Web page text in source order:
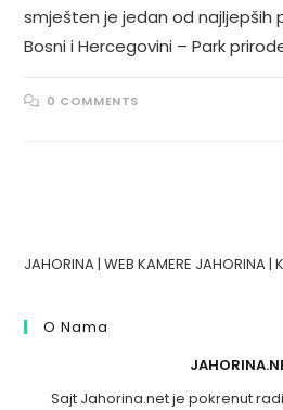
smješten je jedan od najljepših
Bosni i Hercegovini – Park
0 COMMENTS
JAHORINA|WEB KAMERE JAHORINA|
O Nama
Sajt Jahorina.net je pokrenut